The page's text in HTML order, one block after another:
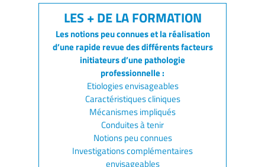
Les notions peu connues et la réalisation
d’une rapide revue des différents facteurs
initiateurs d’une pathologie
professionnelle :
Etiologies envisageables
Caractéristiques cliniques
Mécanismes impliqués
Conduites à tenir
Notions peu connues
Investigations complémentaires
envisageables